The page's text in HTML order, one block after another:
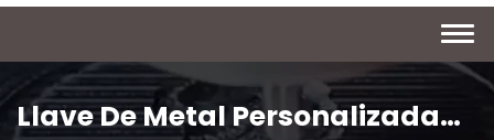
Llave De Metal Personalizada